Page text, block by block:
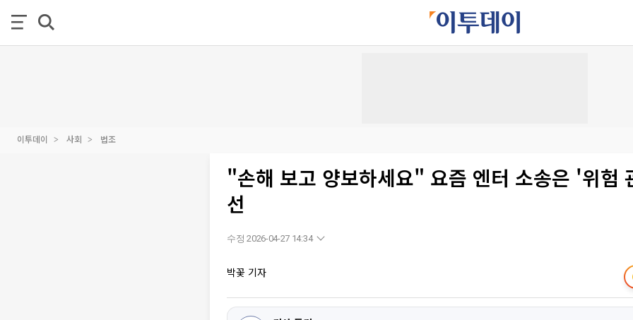
이투데이 사회 법조
"손해 보고 양보하세요" 요즘 엔터 소송은 '위험
선
수정 2026-04-27 14:34
박꽃 기자